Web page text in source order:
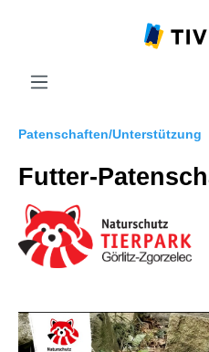
Patenschaften/Unterstützung
Futter-